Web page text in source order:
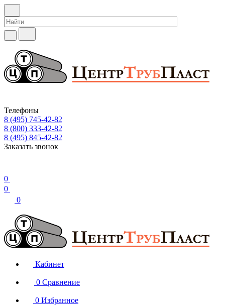
Телефоны
8 (495) 745-42-82
8 (800) 333-42-82
8 (495) 845-42-82
Заказать звонок
0
0
0
Кабинет
0 Сравнение
0 Избранное